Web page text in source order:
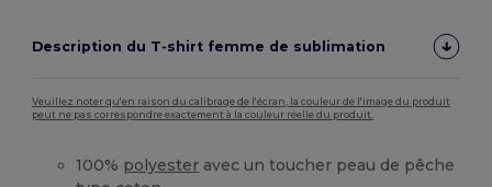
Description du T‑shirt femme de sublimation
Veuillez noter qu'en raison du calibrage de l'écran, la couleur de l'image du produit
peut ne pas correspondre exactement à la couleur réelle du produit.
100% polyester avec un toucher peau de pêche